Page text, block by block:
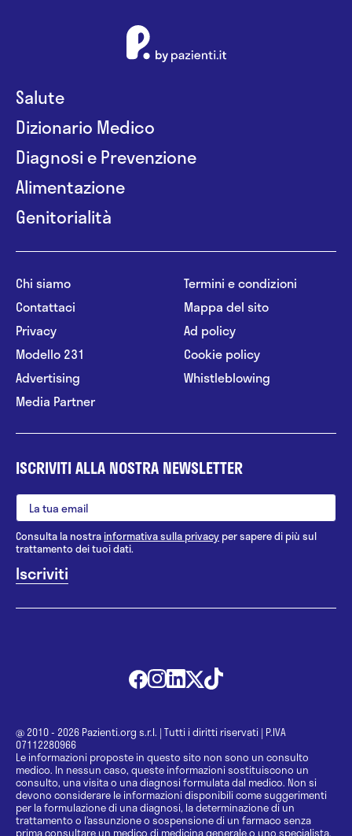
Salute
Dizionario Medico
Diagnosi e Prevenzione
Alimentazione
Genitorialità
Chi siamo
Contattaci
Privacy
Modello 231
Advertising
Media Partner
Termini e condizioni
Mappa del sito
Ad policy
Cookie policy
Whistleblowing
ISCRIVITI ALLA NOSTRA NEWSLETTER
Consulta la nostrainformativa sulla privacy per sapere di più sul
trattamento dei tuoi dati.
@ 2010 - 2026 Pazienti.org s.r.l. | Tutti i diritti riservati | P.IVA
07112280966
Le informazioni proposte in questo sito non sono un consulto
medico. In nessun caso, queste informazioni sostituiscono un
consulto, una visita o una diagnosi formulata dal medico. Non si
devono considerare le informazioni disponibili come suggerimenti
per la formulazione di una diagnosi, la determinazione di un
trattamento o l’assunzione o sospensione di un farmaco senza
prima consultare un medico di medicina generale o uno specialista.